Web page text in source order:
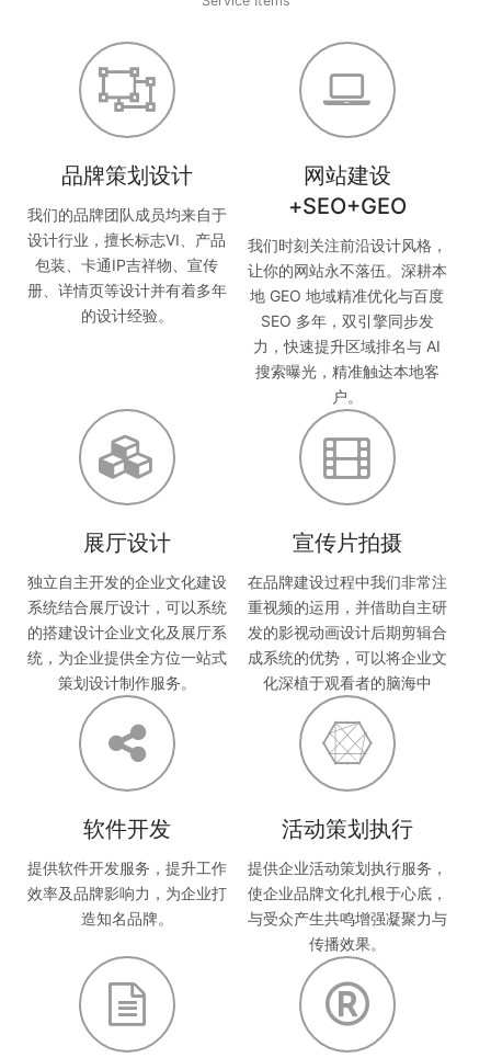
品牌策划设计
我们的品牌团队成员均来自于
设计行业，擅长标志VI、产品
包装、卡通IP吉祥物、宣传
册、详情页等设计并有着多年
的设计经验。
网站建设
+SEO+GEO
我们时刻关注前沿设计风格，
让你的网站永不落伍。深耕本
地 GEO 地域精准优化与百度
SEO 多年，双引擎同步发
力，快速提升区域排名与 AI
搜索曝光，精准触达本地客
户。
展厅设计
独立自主开发的企业文化建设
系统结合展厅设计，可以系统
的搭建设计企业文化及展厅系
统，为企业提供全方位一站式
策划设计制作服务。
宣传片拍摄
在品牌建设过程中我们非常注
重视频的运用，并借助自主研
发的影视动画设计后期剪辑合
成系统的优势，可以将企业文
化深植于观看者的脑海中
软件开发
提供软件开发服务，提升工作
效率及品牌影响力，为企业打
造知名品牌。
活动策划执行
提供企业活动策划执行服务，
使企业品牌文化扎根于心底，
与受众产生共鸣增强凝聚力与
传播效果。